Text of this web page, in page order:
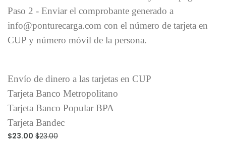
Paso 2 - Enviar el comprobante generado a
info@ponturecarga.com con el número de tarjeta en
CUP y número móvil de la persona.
Envío de dinero a las tarjetas en CUP
Tarjeta Banco Metropolitano
Tarjeta Banco Popular BPA
Tarjeta Bandec
$23.00 $23.00